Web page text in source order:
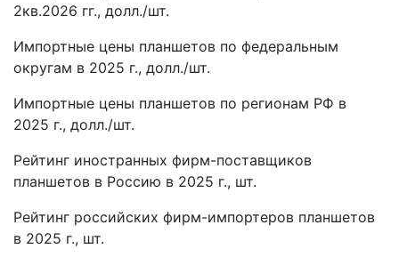
2кв.2026 гг., долл./шт.
Импортные цены планшетов по федеральным
округам в 2025 г., долл./шт.
Импортные цены планшетов по регионам РФ в
2025 г., долл./шт.
Рейтинг иностранных фирм-поставщиков
планшетов в Россию в 2025 г., шт.
Рейтинг российских фирм-импортеров планшетов
в 2025 г., шт.